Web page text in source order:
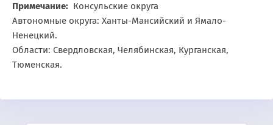
Примечание: Консульские округа
Автономные округа: Ханты-Мансийский и Ямало-
Ненецкий.
Области: Свердловская, Челябинская, Курганская,
Тюменская.